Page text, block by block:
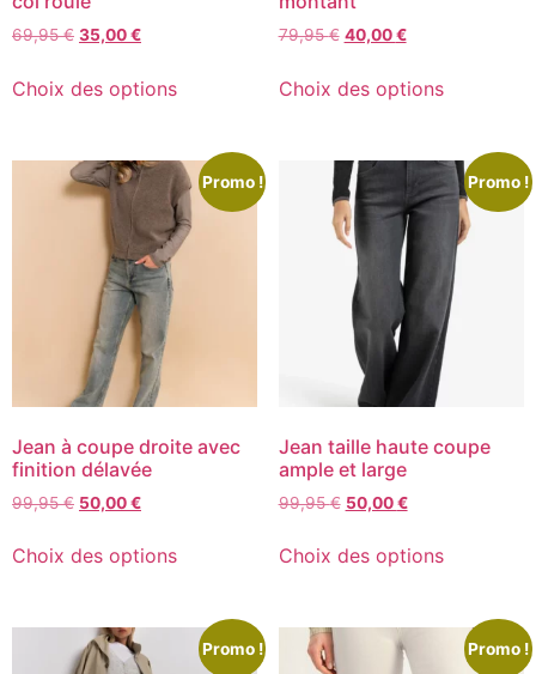
69,95€ 35,00€
Choix des options
79,95€ 40,00€
Choix des options
Promo !
Jean à coupe droite avec
finition délavée
99,95€ 50,00€
Choix des options
Promo !
Jean taille haute coupe
ample et large
99,95€ 50,00€
Choix des options
Promo ! Promo !